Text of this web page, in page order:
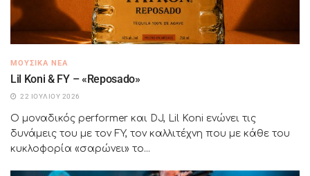
ΜΟΥΣΙΚΆ ΝΈΑ
Lil Koni & FY – «Reposado»
22 ΙΟΥΛΊΟΥ 2026
Ο μοναδικός performer και DJ, Lil Koni ενώνει τις
δυνάμεις του με τον FY, τον καλλιτέχνη που με κάθε του
κυκλοφορία «σαρώνει» το...